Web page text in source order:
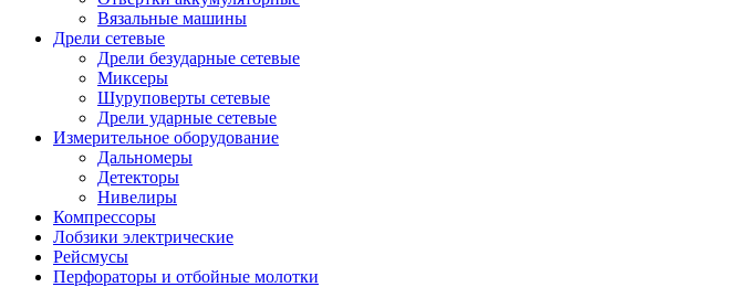
Вязальные машины
Дрели сетевые
Дрели безударные сетевые
Миксеры
Шуруповерты сетевые
Дрели ударные сетевые
Измерительное оборудование
Дальномеры
Детекторы
Нивелиры
Компрессоры
Лобзики электрические
Рейсмусы
Перфораторы и отбойные молотки